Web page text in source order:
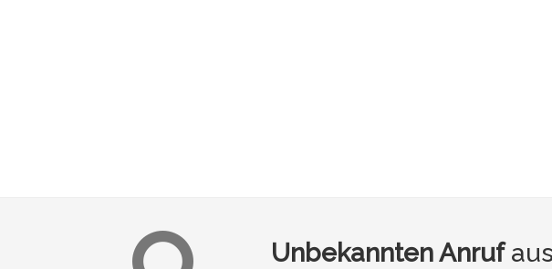
Unbekannten Anruf